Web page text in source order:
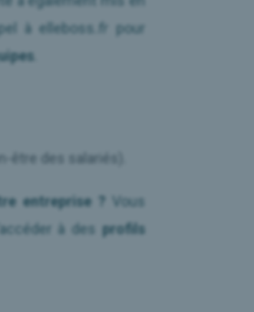
à elleboss
pour
être des salariés).
entreprise ? Vous
à des profils